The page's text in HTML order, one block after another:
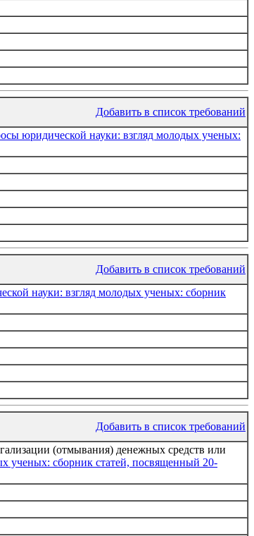
Добавить в список требований
юридической науки: взгляд молодых ученых:
Добавить в список требований
науки: взгляд молодых ученых: сборник
Добавить в список требований
(отмывания) денежных средств или
ученых: сборник статей, посвященный 20-